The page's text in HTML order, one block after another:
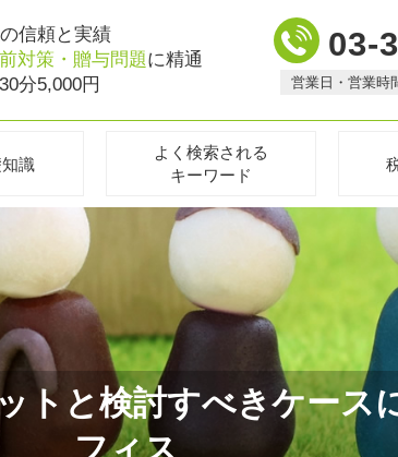
トと検討すべきケース
フィス
信頼と実績
対策・贈与問題に精通
分5,000円
03-
営業日・営業時
識
よく検索される
キーワード